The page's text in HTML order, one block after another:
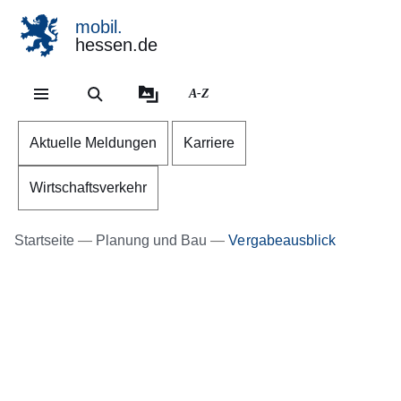
mobil.
hessen.de
A-Z
Aktuelle Meldungen Karriere
Wirtschaftsverkehr
Startseite Planung und Bau Vergabeausblick